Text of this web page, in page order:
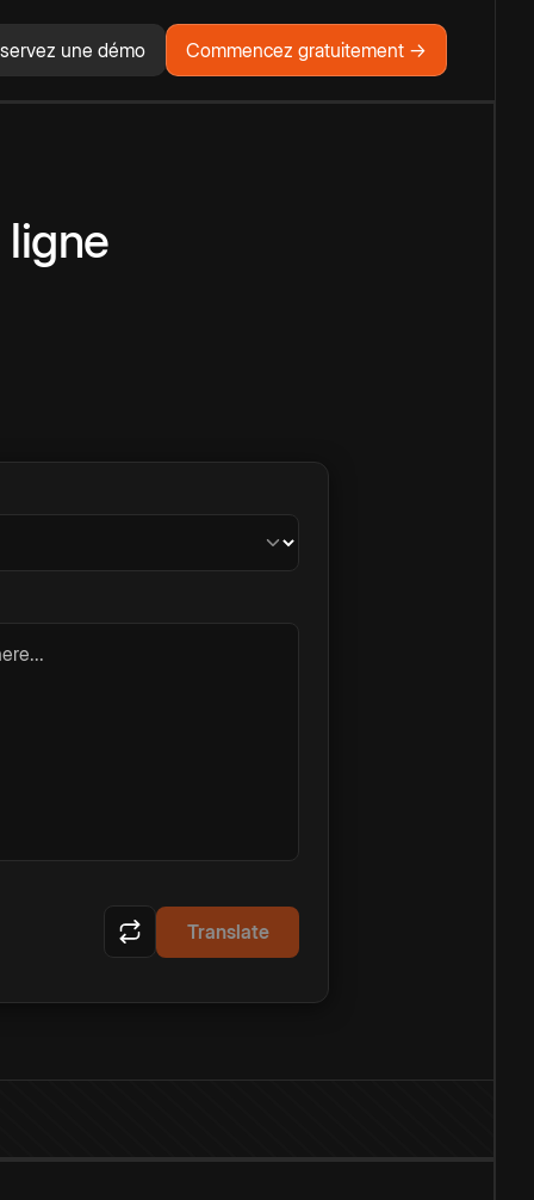
une démo Commencez gratuitement →
ligne
Translate